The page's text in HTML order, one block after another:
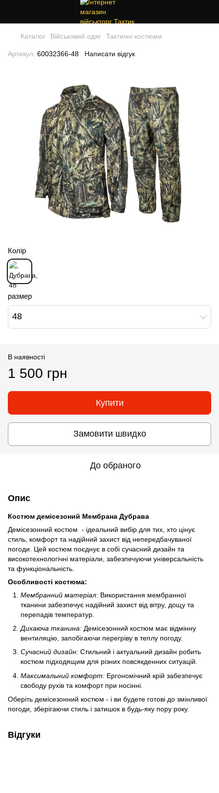
Каталог Військовий одяг Тактичні костюми
Артикул: 60032366-48 Написати відгук
Колір
размер
48
В наявності
1 500 грн
Купити
Замовити швидко
До обраного
Опис
Костюм демісезоний Мембрана Дубрава
Демісезонний костюм - ідеальний вибір для тих, хто цінує
стиль, комфорт та надійний захист від непередбачуваної
погоди. Цей костюм поєднує в собі сучасний дизайн та
високотехнологічні матеріали, забезпечуючи універсальність
та функціональність.
Особливості костюма:
Мембранний матеріал: Використання мембранної
тканини забезпечує надійний захист від вітру, дощу та
перепадів температур.
Дихаюча тканина: Демісезонний костюм має відмінну
вентиляцію, запобігаючи перегріву в теплу погоду.
Сучасний дизайн: Стильний і актуальний дизайн робить
костюм підходящим для різних повсякденних ситуацій.
Максимальний комфорт: Ергономічний крій забезпечує
свободу рухів та комфорт при носінні.
Оберіть демісезонний костюм - і ви будете готові до змінливої
погоди, зберігаючи стиль і затишок в будь-яку пору року.
Відгуки